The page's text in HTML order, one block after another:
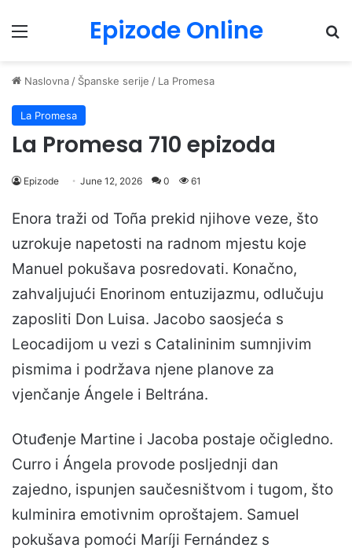
Menu Epizode Online
Naslovna / Španske serije / La Promesa
La Promesa
La Promesa 710 epizoda
Epizode June 12, 2026 0 61
Enora traži od Toña prekid njihove veze, što
uzrokuje napetosti na radnom mjestu koje
Manuel pokušava posredovati. Konačno,
zahvaljujući Enorinom entuzijazmu, odlučuju
zaposliti Don Luisa. Jacobo saosjeća s
Leocadijom u vezi s Catalininim sumnjivim
pismima i podržava njene planove za
vjenčanje Ángele i Beltrána.
Otuđenje Martine i Jacoba postaje očigledno.
Curro i Ángela provode posljednji dan
zajedno, ispunjen saučesništvom i tugom, što
kulminira emotivnim oproštajem. Samuel
pokušava pomoći Maríji Fernández s